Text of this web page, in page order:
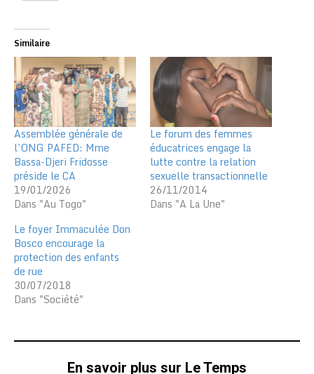
Similaire
Assemblée générale de
l’ONG PAFED: Mme
Bassa-Djeri Fridosse
préside le CA
19/01/2026
Dans "Au Togo"
Le forum des femmes
éducatrices engage la
lutte contre la relation
sexuelle transactionnelle
26/11/2014
Dans "A La Une"
Le foyer Immaculée Don
Bosco encourage la
protection des enfants
de rue
30/07/2018
Dans "Société"
En savoir plus sur Le Temps